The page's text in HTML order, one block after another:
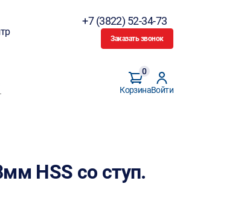
+7 (3822) 52-34-73
Заказать звонок
Корзина
0
Войти
HSS со ступ.